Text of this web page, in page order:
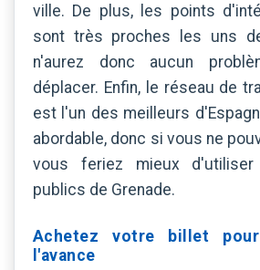
ville. De plus, les points
sont très proches les uns
n'aurez donc aucun
déplacer. Enfin, le réseau de
est l'un des meilleurs
abordable, donc si vous ne
vous feriez mieux
publics de Grenade.
Achetez votre billet
l'avance